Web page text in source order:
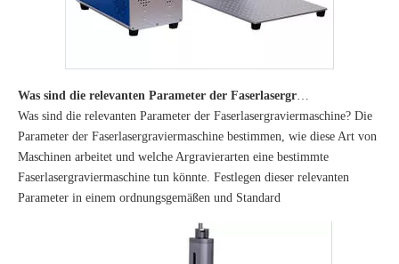
Was sind die relevanten Parameter der Faserlasergraviermaschine?
Was sind die relevanten Parameter der Faserlasergraviermaschine? Die
Parameter der Faserlasergraviermaschine bestimmen, wie diese Art von
Maschinen arbeitet und welche Argravierarten eine bestimmte
Faserlasergraviermaschine tun könnte. Festlegen dieser relevanten
Parameter in einem ordnungsgemäßen und Standard